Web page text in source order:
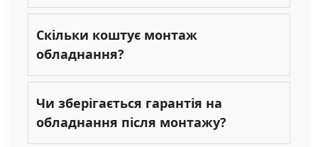
Скільки коштує монтаж
обладнання?
Чи зберігається гарантія на
обладнання після монтажу?